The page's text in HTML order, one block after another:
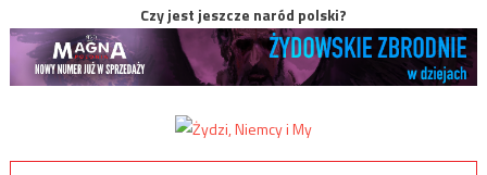
Czy jest jeszcze naród polski?